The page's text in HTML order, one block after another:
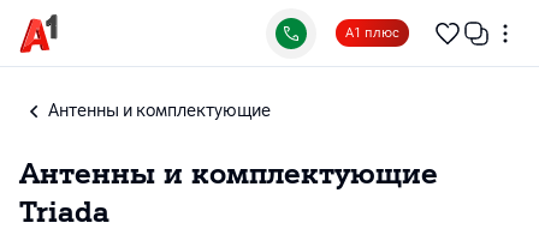
А1 плюс
Антенны и комплектующие
Антенны и комплектующие
Triada